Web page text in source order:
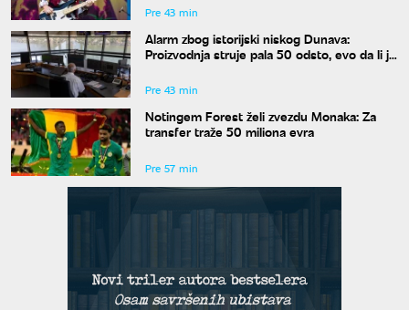
Pre 43 min
Alarm zbog istorijski niskog Dunava:
Proizvodnja struje pala 50 odsto, evo da li je
Pre 43 min
Notingem Forest želi zvezdu Monaka: Za
transfer traže 50 miliona evra
Pre 57 min